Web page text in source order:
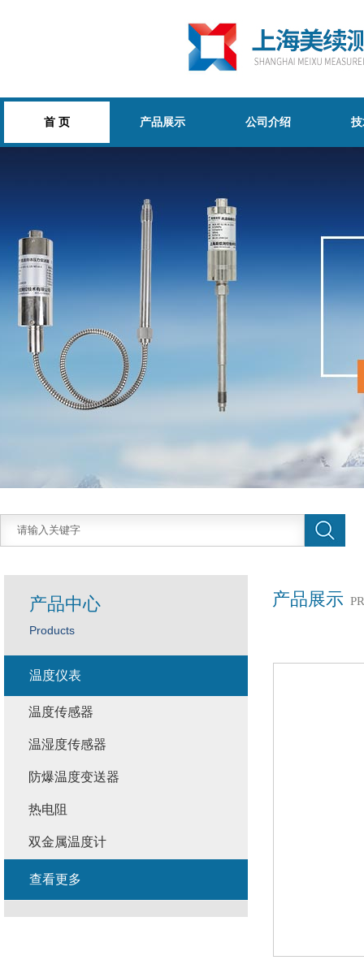
首 页 产品展示 公司介绍
产品展示
产品中心
Products
温度仪表
温度传感器
温湿度传感器
防爆温度变送器
热电阻
双金属温度计
查看更多